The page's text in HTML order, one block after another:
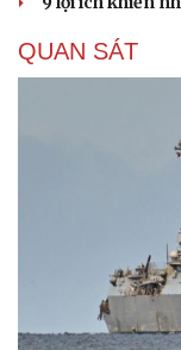
QUAN SÁT